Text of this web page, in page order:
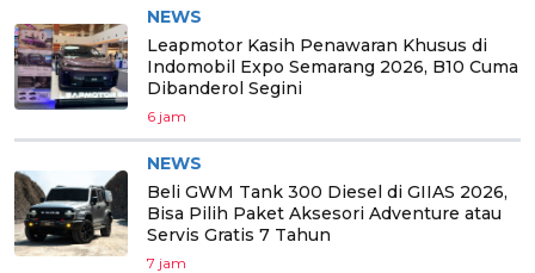
NEWS
Leapmotor Kasih Penawaran Khusus di
Indomobil Expo Semarang 2026, B10 Cuma
Dibanderol Segini
6 jam
NEWS
Beli GWM Tank 300 Diesel di GIIAS 2026,
Bisa Pilih Paket Aksesori Adventure atau
Servis Gratis 7 Tahun
7 jam